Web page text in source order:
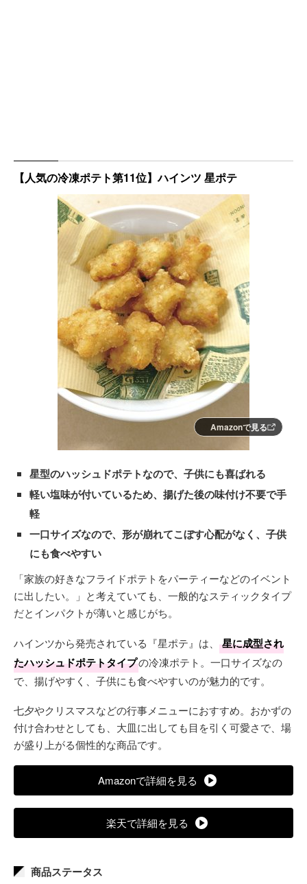
【人気の冷凍ポテト第11位】ハインツ 星ポテ
Amazonで見る
星型のハッシュドポテトなので、子供にも喜ばれる
軽い塩味が付いているため、揚げた後の味付け不要で手
軽
一口サイズなので、形が崩れてこぼす心配がなく、子供
にも食べやすい
「家族の好きなフライドポテトをパーティーなどのイベント
に出したい。」と考えていても、一般的なスティックタイプ
だとインパクトが薄いと感じがち。
ハインツから発売されている『星ポテ』は、
星に成型され
たハッシュドポテトタイプの冷凍ポテト。一口サイズなの
で、揚げやすく、子供にも食べやすいのが魅力的です。
七夕やクリスマスなどの行事メニューにおすすめ。おかずの
付け合わせとしても、大皿に出しても目を引く可愛さで、場
が盛り上がる個性的な商品です。
Amazonで詳細を見る
楽天で詳細を見る
商品ステータス